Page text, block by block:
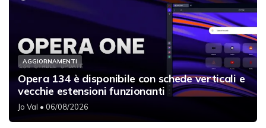
AGGIORNAMENTI
Opera 134 è disponibile con schede verticali e
vecchie estensioni funzionanti
Jo Val • 06/08/2026